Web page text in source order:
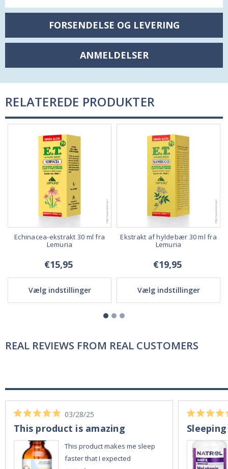
FORSENDELSE OG LEVERING
ANMELDELSER
RELATEREDE PRODUKTER
Echinacea-ekstrakt 30 ml fra
Lemuria
€15,95
Vælg indstillinger
Ekstrakt af hyldebær 30 ml fra
Lemuria
€19,95
Vælg indstillinger
REAL REVIEWS FROM REAL CUSTOMERS
03/28/25
This product is amazing
This product makes me sleep
faster that I expected